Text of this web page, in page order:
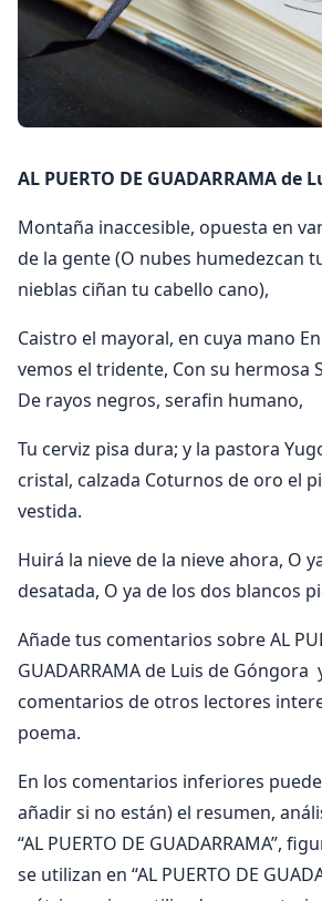
AL PUERTO DE GUADARRAMA de
Montaña inaccesible, opuesta en
de la gente (O nubes humedezcan
nieblas ciñan tu cabello cano),
Caistro el mayoral, en cuya mano
vemos el tridente, Con su hermosa
De rayos negros, serafin humano,
Tu cerviz pisa dura; y la pastora
cristal, calzada Coturnos de oro el
vestida.
Huirá la nieve de la nieve ahora, O
desatada, O ya de los dos blancos
Añade tus comentarios sobre AL
GUADARRAMA de Luis de Góngora
comentarios de otros lectores
poema.
En los comentarios inferiores
añadir si no están) el resumen,
“AL PUERTO DE GUADARRAMA”,
se utilizan en “AL PUERTO DE